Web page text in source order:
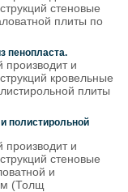
стеновые
плиты по
пенопласта.
производит и
кровельные
плиты
полистирольной
производит и
стеновые
и
(Толщ